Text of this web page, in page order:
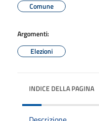
Comune
Argomenti:
Elezioni
INDICE DELLA PAGINA